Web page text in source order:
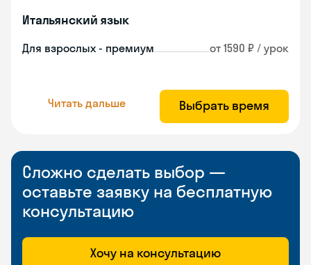
Итальянский язык
Для взрослых - премиум от 1590 ₽ / урок
Читать дальше Выбрать время
Сложно сделать выбор —
оставьте заявку на бесплатную
консультацию
Хочу на консультацию